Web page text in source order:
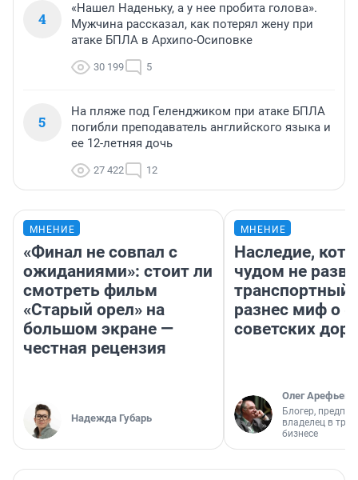
4
«Нашел Наденьку, а у нее пробита голова».
Мужчина рассказал, как потерял жену при
атаке БПЛА в Архипо-Осиповке
30 199 5
5
На пляже под Геленджиком при атаке БПЛА
погибли преподаватель английского языка и
ее 12-летняя дочь
27 422 12
МНЕНИЕ
«Финал не совпал с
ожиданиями»: стоит ли
смотреть фильм
«Старый орел» на
большом экране —
честная рецензия
Надежда Губарь
МНЕНИЕ
Наследие,
чудом не
транспортный
разнес миф о
советских
Олег Арефьев
Блогер,
владелец в
бизнесе